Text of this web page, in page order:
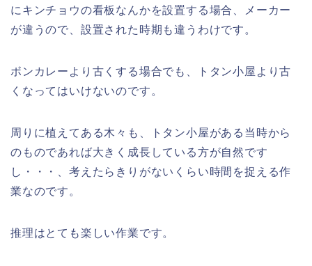
にキンチョウの看板なんかを設置する場合、メーカー
が違うので、設置された時期も違うわけです。
ボンカレーより古くする場合でも、トタン小屋より古
くなってはいけないのです。
周りに植えてある木々も、トタン小屋がある当時から
のものであれば大きく成長している方が自然です
し・・・、考えたらきりがないくらい時間を捉える作
業なのです。
推理はとても楽しい作業です。